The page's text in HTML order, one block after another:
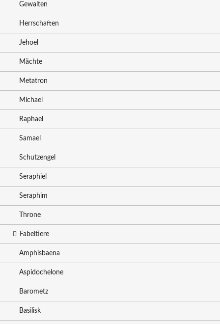
Gewalten
Herrschaften
Jehoel
Mächte
Metatron
Michael
Raphael
Samael
Schutzengel
Seraphiel
Seraphim
Throne
Fabeltiere
Amphisbaena
Aspidochelone
Barometz
Basilisk